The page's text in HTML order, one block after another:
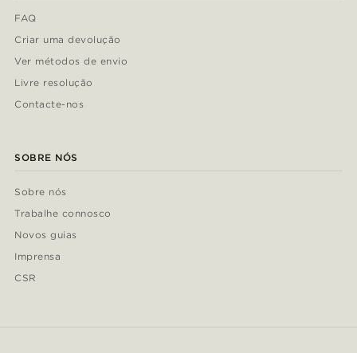
FAQ
Criar uma devolução
Ver métodos de envio
Livre resolução
Contacte-nos
SOBRE NÓS
Sobre nós
Trabalhe connosco
Novos guias
Imprensa
CSR